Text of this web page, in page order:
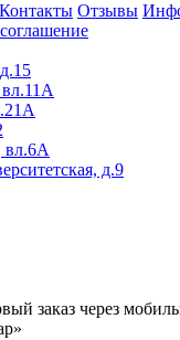
Контакты Отзывы
д.9
заказ через